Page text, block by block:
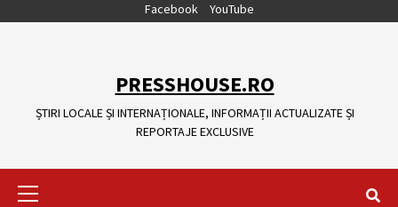
Facebook YouTube
PRESSHOUSE.RO
ȘTIRI LOCALE ȘI INTERNAȚIONALE, INFORMAȚII ACTUALIZATE ȘI
REPORTAJE EXCLUSIVE